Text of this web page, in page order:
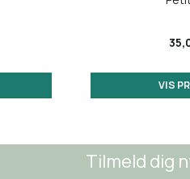
VIS
Tilmeld dig